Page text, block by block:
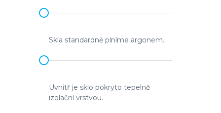
Skla standardně plníme argonem.
Uvnitř je sklo pokryto tepelně
izolační vrstvou.